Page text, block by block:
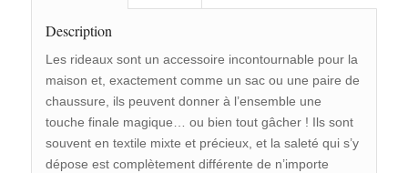
Description
Les rideaux sont un accessoire incontournable pour la
maison et, exactement comme un sac ou une paire de
chaussure, ils peuvent donner à l’ensemble une
touche finale magique… ou bien tout gâcher ! Ils sont
souvent en textile mixte et précieux, et la saleté qui s’y
dépose est complètement différente de n’importe